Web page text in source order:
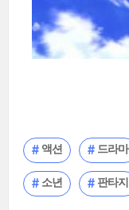
액션 드라마
소년 판타지